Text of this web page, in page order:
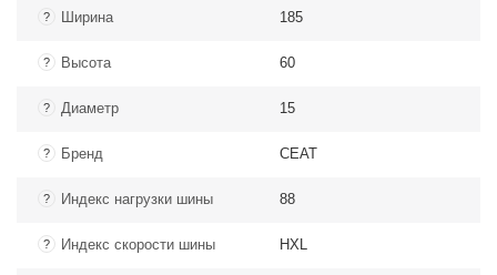
? Ширина 185
? Высота 60
? Диаметр 15
? Бренд CEAT
? Индекс нагрузки шины 88
? Индекс скорости шины HXL